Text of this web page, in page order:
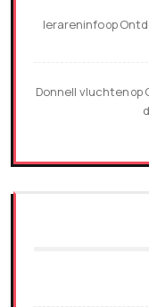
lerareninfoop
Donnell vluchtenop